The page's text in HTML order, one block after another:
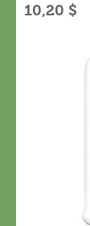
Prix
10,20 $